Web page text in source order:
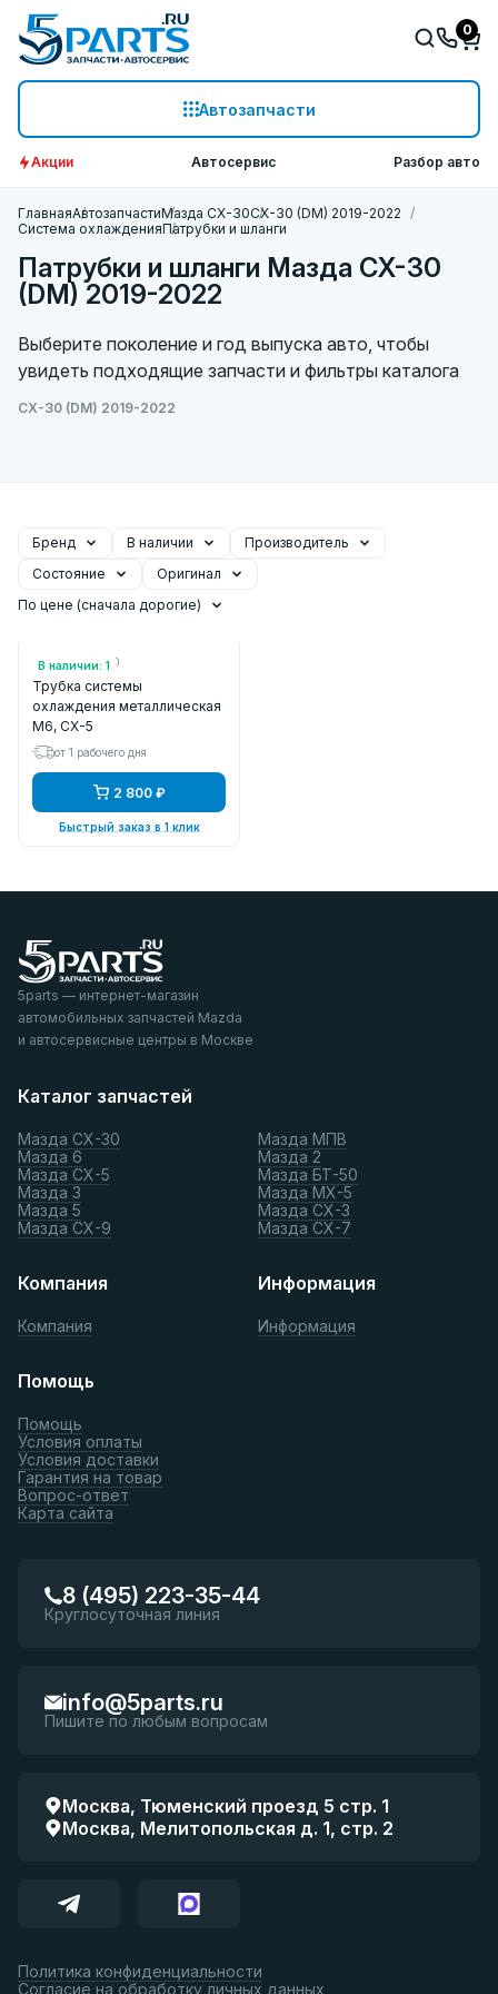
Автозапчасти
0
Акции Автосервис Разбор авто
ГлавнаяАвтозапчастиМазда СХ-30CX-30 (DM) 2019-2022
Система охлажденияПатрубки и шланги
Патрубки и шланги Мазда CX-30
(DM) 2019-2022
Выберите поколение и год выпуска авто, чтобы
увидеть подходящие запчасти и фильтры каталога
CX-30 (DM) 2019-2022
Бренд В наличии
Производитель
Состояние
Оригинал
По цене (сначала дорогие)
В наличии: 1
Арт.: PE2715190
Трубка системы
охлаждения металлическая
M6, CX-5
от 1 рабочего дня
2 800 ₽
Быстрый заказ в 1 клик
5parts — интернет-магазин
автомобильных запчастей Mazda
и автосервисные центры в Москве
Каталог запчастей
Мазда СХ-30
Мазда 6
Мазда СХ-5
Мазда 3
Мазда 5
Мазда СХ-9
Мазда МПВ
Мазда 2
Мазда БТ-50
Мазда МХ-5
Мазда СХ-3
Мазда СХ-7
Компания
Компания
Информация
Информация
Помощь
Помощь
Условия оплаты
Условия доставки
Гарантия на товар
Вопрос-ответ
Карта сайта
8 (495) 223-35-44
Круглосуточная линия
info@5parts.ru
Пишите по любым вопросам
Москва, Тюменский проезд 5 стр. 1
Москва, Мелитопольская д. 1, стр. 2
Политика конфиденциальности
Согласие на обработку личных данных